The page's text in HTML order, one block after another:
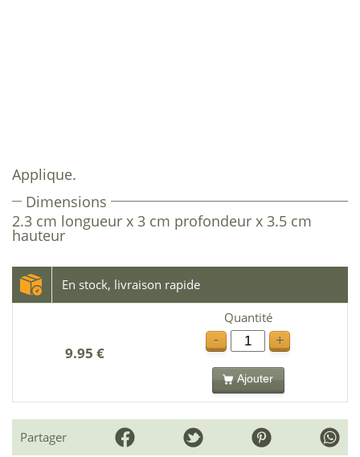
Applique.
Dimensions
2.3 cm longueur x 3 cm profondeur x 3.5 cm
hauteur
En stock, livraison rapide
9.95 €
Quantité
-
+
Ajouter
Partager